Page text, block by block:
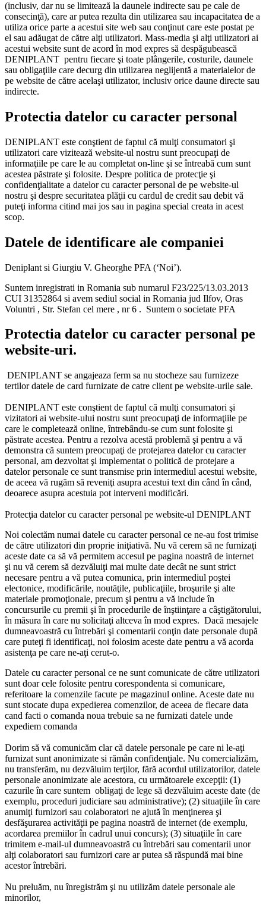
(inclusiv, dar nu se limitează la daunele indirecte sau pe cale de
consecinţă), care ar putea rezulta din utilizarea sau incapacitatea de a
utiliza orice parte a acestui site web sau conţinut care este postat pe
el sau adăugat de către alţi utilizatori. Mass-media şi alţi utilizatori ai
acestui website sunt de acord în mod expres să despăgubească
DENIPLANT pentru fiecare şi toate plângerile, costurile, daunele
sau obligaţiile care decurg din utilizarea neglijentă a materialelor de
pe website de către acelaşi utilizator, inclusiv orice daune directe sau
indirecte.
Protectia datelor cu caracter personal
DENIPLANT este conştient de faptul că mulţi consumatori şi
utilizatori care vizitează website-ul nostru sunt preocupaţi de
informaţiile pe care le au completat on-line şi se întreabă cum sunt
acestea păstrate şi folosite. Despre politica de protecţie şi
confidenţialitate a datelor cu caracter personal de pe website-ul
nostru şi despre securitatea plăţii cu cardul de credit sau debit vă
puteţi informa citind mai jos sau in pagina special creata in acest
scop.
Datele de identificare ale companiei
Deniplant si Giurgiu V. Gheorghe PFA (‘Noi’).
Suntem inregistrati in Romania sub numarul F23/225/13.03.2013
CUI 31352864 si avem sediul social in Romania jud Ilfov, Oras
Voluntri , Str. Stefan cel mere , nr 6 . Suntem o societate PFA
Protectia datelor cu caracter personal pe
website-uri.
DENIPLANT se angajeaza ferm sa nu stocheze sau furnizeze
tertilor datele de card furnizate de catre client pe website-urile sale.
DENIPLANT este conştient de faptul că mulţi consumatori şi
vizitatori ai website-ului nostru sunt preocupaţi de informaţiile pe
care le completează online, întrebându-se cum sunt folosite şi
păstrate acestea. Pentru a rezolva acestă problemă şi pentru a vă
demonstra că suntem preocupaţi de protejarea datelor cu caracter
personal, am dezvoltat şi implementat o politică de protejare a
datelor personale ce sunt transmise prin intermediul acestui website,
de aceea vă rugăm să reveniţi asupra acestui text din când în când,
deoarece asupra acestuia pot interveni modificări.
Protecţia datelor cu caracter personal pe website-ul DENIPLANT
Noi colectăm numai datele cu caracter personal ce ne-au fost trimise
de către utilizatori din proprie iniţiativă. Nu vă cerem să ne furnizaţi
aceste date ca să vă permitem accesul pe pagina noastră de internet
şi nu vă cerem să dezvăluiţi mai multe date decât ne sunt strict
necesare pentru a vă putea comunica, prin intermediul poştei
electonice, modificările, noutăţile, publicaţiile, broşurile şi alte
materiale promoţionale, precum şi pentru a vă include în
concursurile cu premii şi în procedurile de înştiinţare a câştigătorului,
în măsura în care nu solicitaţi altceva în mod expres. Dacă mesajele
dumneavoastră cu întrebări şi comentarii conţin date personale după
care puteţi fi identificaţi, noi folosim aceste date pentru a vă acorda
asistenţa pe care ne-aţi cerut-o.
Datele cu caracter personal ce ne sunt comunicate de către utilizatori
sunt doar cele folosite pentru corespondenta si comunicare,
referitoare la comenzile facute pe magazinul online. Aceste date nu
sunt stocate dupa expedierea comenzilor, de aceea de fiecare data
cand facti o comanda noua trebuie sa ne furnizati datele unde
expediem comanda
Dorim să vă comunicăm clar că datele personale pe care ni le-aţi
furnizat sunt anonimizate si rămân confidenţiale. Nu comercializăm,
nu transferăm, nu dezvăluim terţilor, fără acordul utilizatorilor, datele
personale anonimizate ale acestora, cu următoarele excepţii: (1)
cazurile în care suntem obligaţi de lege să dezvăluim aceste date (de
exemplu, proceduri judiciare sau administrative); (2) situaţiile în care
anumiţi furnizori sau colaboratori ne ajută în menţinerea şi
desfăşurarea activităţii pe pagina noastră de internet (de exemplu,
acordarea premiilor în cadrul unui concurs); (3) situaţiile în care
trimitem e-mail-ul dumneavoastră cu întrebări sau comentarii unor
alţi colaboratori sau furnizori care ar putea să răspundă mai bine
acestor întrebări.
Nu preluăm, nu înregistrăm şi nu utilizăm datele personale ale
minorilor,